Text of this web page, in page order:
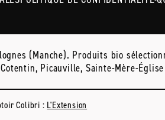
(Manche). Produits bio
Picauville, Sainte-Mère-
Colibri : L'Extension